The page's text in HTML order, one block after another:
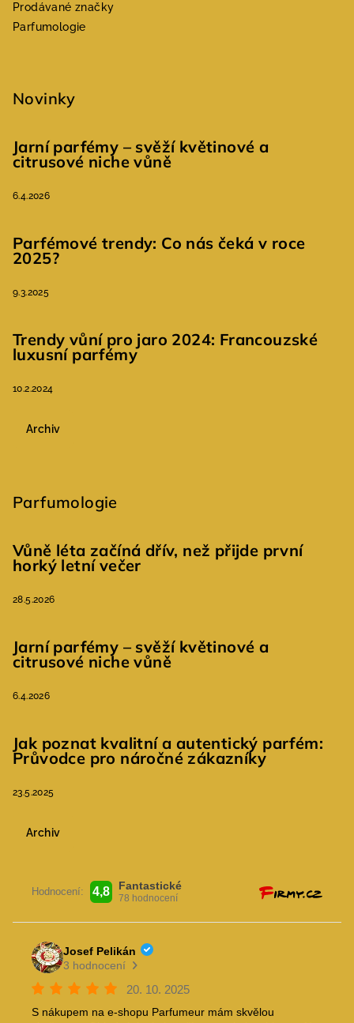
Prodávané značky
Parfumologie
Novinky
Jarní parfémy – svěží květinové a
citrusové niche vůně
6.4.2026
Parfémové trendy: Co nás čeká v roce
2025?
9.3.2025
Trendy vůní pro jaro 2024: Francouzské
luxusní parfémy
10.2.2024
Archiv
Parfumologie
Vůně léta začíná dřív, než přijde první
horký letní večer
28.5.2026
Jarní parfémy – svěží květinové a
citrusové niche vůně
6.4.2026
Jak poznat kvalitní a autentický parfém:
Průvodce pro náročné zákazníky
23.5.2025
Archiv